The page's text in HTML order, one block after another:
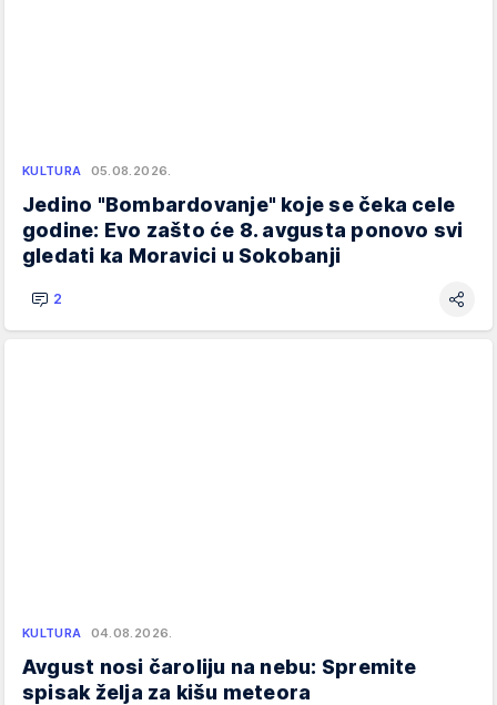
KULTURA 05.08.2026.
Jedino "Bombardovanje" koje se čeka cele
godine: Evo zašto će 8. avgusta ponovo svi
gledati ka Moravici u Sokobanji
2
KULTURA 04.08.2026.
Avgust nosi čaroliju na nebu: Spremite
spisak želja za kišu meteora